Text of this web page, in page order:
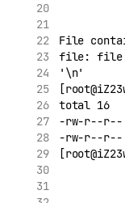
File
file:
'\n'
total 16
-rw-r--r--
-rw-r--r--